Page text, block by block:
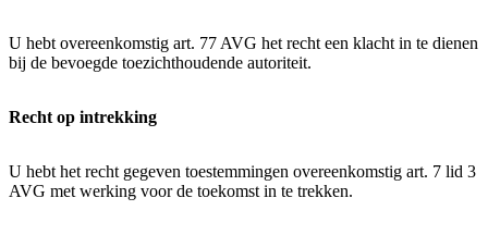
U hebt overeenkomstig art. 77 AVG het recht een klacht in te dienen
bij de bevoegde toezichthoudende autoriteit.
Recht op intrekking
U hebt het recht gegeven toestemmingen overeenkomstig art. 7 lid 3
AVG met werking voor de toekomst in te trekken.